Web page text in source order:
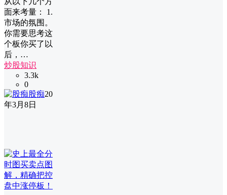
面来考量： 1.
市场的氛围。
你需要思考这
个板你买了以
后，…
炒股知识
3.3k
0
股痴20
年3月8日